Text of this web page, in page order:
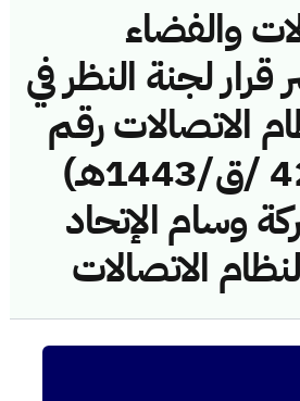
والفضاء
قرار لجنة النظر في
الاتصالات رقم
(42745115 /ق/1443هـ)
وسام الإتحاد
الاتصالات